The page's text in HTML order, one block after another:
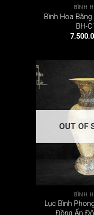
BÌNH
Bình Hoa
BH-
OUT OF
BÌNH
Lục Bình